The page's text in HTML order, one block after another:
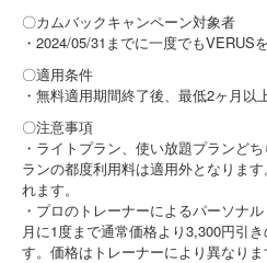
〇カムバックキャンペーン対象者
・2024/05/31までに一度でもVERUS
〇適用条件
・無料適用期間終了後、最低2ヶ月以
〇注意事項
・ライトプラン、使い放題プランど
ランの都度利用料は適用外となりま
れます。
・プロのトレーナーによるパーソナ
月に1度まで通常価格より3,300円引
す。価格はトレーナーにより異なりま